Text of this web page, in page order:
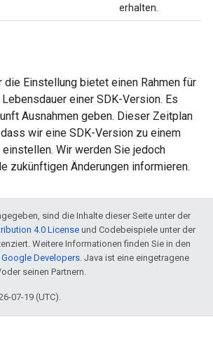
erhalten.
die Einstellung bietet einen Rahmen für
einer SDK-Version. Es
Ausnahmen geben. Dieser Zeitplan
wir eine SDK-Version zu einem
Wir werden Sie jedoch
zukünftigen Änderungen informieren.
sind die Inhalte dieser Seite unter der
4.0 License und Codebeispiele unter der
Weitere Informationen finden Sie in den
Developers. Java ist eine eingetragene
seinen Partnern.
07-19 (UTC).